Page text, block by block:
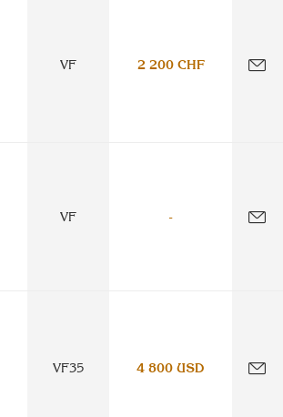
VF 2 200 CHF
VF -
VF35 4 800 USD